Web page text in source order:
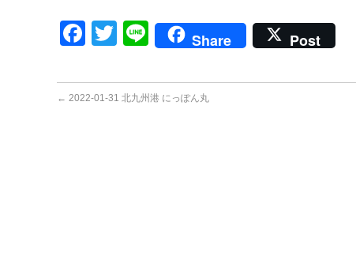
Facebook
Twitter
LineShare Post
← 2022-01-31 北九州港 にっぽん丸